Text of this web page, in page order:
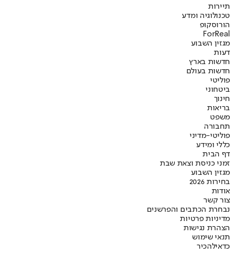
תיירות
טכנולוגיה ומדע
הורוסקופ
ForReal
מגזין השבוע
דעות
חדשות בארץ
חדשות בעולם
פוליטי
ביטחוני
חינוך
בריאות
משפט
תחבורה
פוליטי-מדיני
כללי ומידע
דף הבית
זמני כניסת וצאת שבת
מגזין השבוע
בחירות 2026
אודות
צור קשר
נבחרת הכתבים והפרשנים
מדיניות פרטיות
הצהרת נגישות
תנאי שימוש
כדאילהכיר